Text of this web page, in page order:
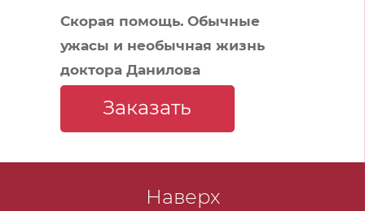
Скорая помощь. Обычные
ужасы и необычная жизнь
доктора Данилова
Заказать
Наверх